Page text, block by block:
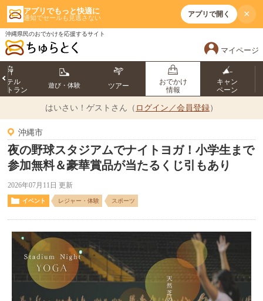
アプリでもっと快適に
通知でセールも見逃さない アプリで開く ×
沖縄県民のおでかけを応援するサイト
マイページ
ホテル
トラン
遊び・体験 ツアー
おでかけ
情報
キャン
ペーン
はいさい！ ゲストさん（ ログイン／会員登録）
沖縄市
夜の野球スタジアムでナイトヨガ！小学生まで
参加無料＆豪華賞品が当たるくじ引もあり
2026年07月11日 更新
イベント レジャー・体験 スポーツ